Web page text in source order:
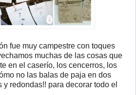
fue muy campestre con toques
muchas de las cosas que
en el caserío, los cencerros, los
no las balas de paja en dos
redondas!! para decorar todo el